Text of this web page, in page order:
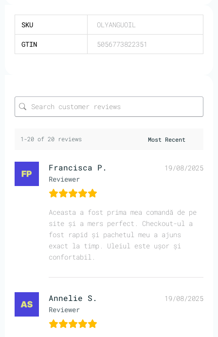
SKU OLYANGUOIL
GTIN 5056773822351
1-20 of 20 reviews
Francisca P.
Reviewer
19/08/2025
Aceasta a fost prima mea comandă de pe
site și a mers perfect. Checkout-ul a
fost rapid și pachetul meu a ajuns
exact la timp. Uleiul este ușor și
confortabil.
Annelie S.
Reviewer
19/08/2025